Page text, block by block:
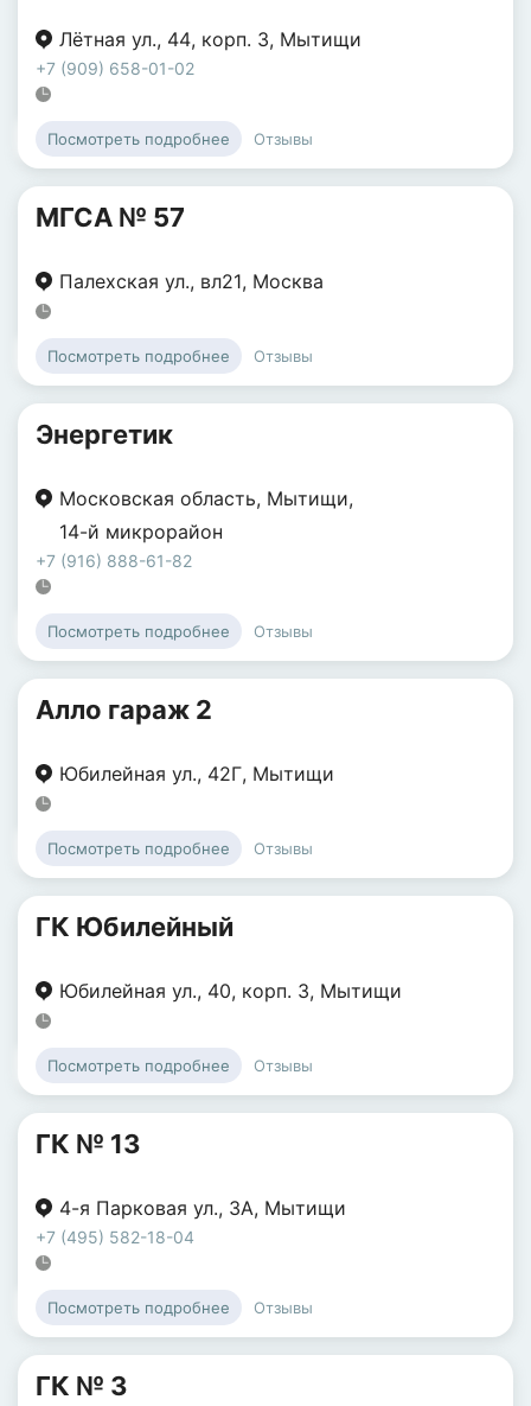
Лётная ул., 44, корп. 3, Мытищи
+7 (909) 658-01-02
Посмотреть подробнее Отзывы
МГСА № 57
Палехская ул., вл21, Москва
Посмотреть подробнее Отзывы
Энергетик
Московская область, Мытищи,
14-й микрорайон
+7 (916) 888-61-82
Посмотреть подробнее Отзывы
Алло гараж 2
Юбилейная ул., 42Г, Мытищи
Посмотреть подробнее Отзывы
ГК Юбилейный
Юбилейная ул., 40, корп. 3, Мытищи
Посмотреть подробнее Отзывы
ГК № 13
4-я Парковая ул., 3А, Мытищи
+7 (495) 582-18-04
Посмотреть подробнее Отзывы
ГК № 3